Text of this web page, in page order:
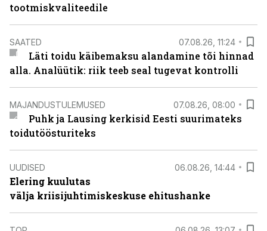
tootmiskvaliteedile
SAATED 07.08.26, 11:24
Läti toidu käibemaksu alandamine tõi hinnad
alla. Analüütik: riik teeb seal tugevat kontrolli
MAJANDUSTULEMUSED 07.08.26, 08:00
Puhk ja Lausing kerkisid Eesti suurimateks
toidutöösturiteks
UUDISED 06.08.26, 14:44
Elering kuulutas
välja kriisijuhtimiskeskuse ehitushanke